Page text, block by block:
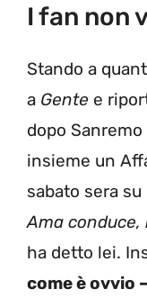
I fan non
Stando a
a Gente e
dopo
insieme un
sabato sera su
Ama conduce,
ha detto lei.
come è ovvio